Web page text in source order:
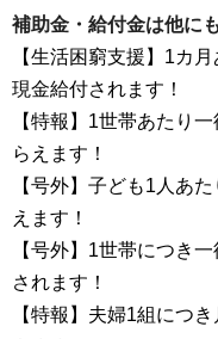
補助金・給付金は他に
【生活困窮支援】1カ
現金給付されます！
【特報】1世帯あたり
らえます！
【号外】子ども1人あ
えます！
【号外】1世帯につき
されます！
【特報】夫婦1組につ